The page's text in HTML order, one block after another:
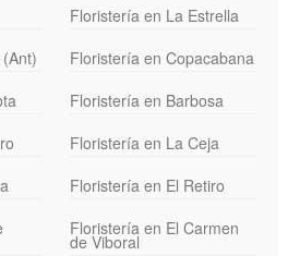
Floristería en La Estrella
Floristería en Copacabana
Floristería en Barbosa
Floristería en La Ceja
Floristería en El Retiro
Floristería en El Carmen
de Viboral